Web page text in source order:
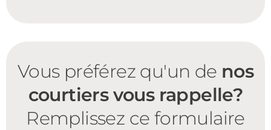
Vous préférez qu'un de nos
courtiers vous rappelle?
Remplissez ce formulaire